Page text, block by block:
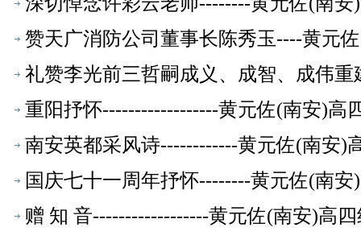
赞天广消防公司董事长陈秀玉----黄元
礼赞李光前三哲嗣成义、成智、成伟
休教师【校友文萃】
重阳抒怀------------------黄元佐(南安)高
南安英都采风诗------------黄元佐(南安)
国庆七十一周年抒怀--------黄元佐(南
赠 知 音------------------黄元佐(南安)高